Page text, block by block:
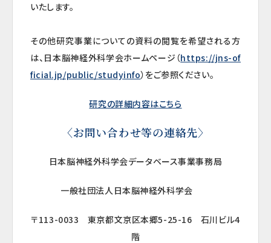
いたします。
その他研究事業についての資料の閲覧を希望される方
は、日本脳神経外科学会ホームページ（https://jns-of
ficial.jp/public/studyinfo）をご参照ください。
研究の詳細内容はこちら
〈お問い合わせ等の連絡先〉
日本脳神経外科学会データベース事業事務局
一般社団法人日本脳神経外科学会
〒113-0033 東京都文京区本郷5-25-16 石川ビル4
階